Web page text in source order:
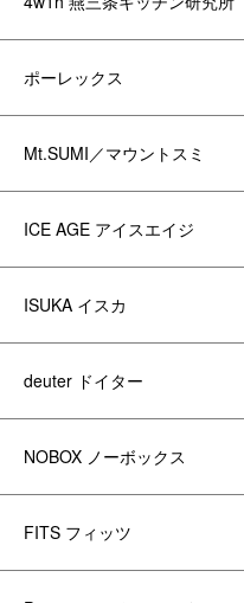
ポーレックス
Mt.SUMI／マウントスミ
ICE AGE アイスエイジ
ISUKA イスカ
deuter ドイター
NOBOX ノーボックス
FITS フィッツ